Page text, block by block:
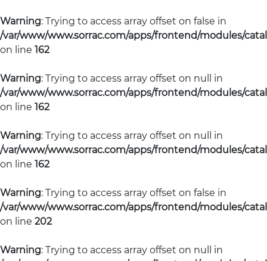
Warning: Trying to access array offset on false in
/var/www/www.sorrac.com/apps/frontend/modules/
on line 162
Warning: Trying to access array offset on null in
/var/www/www.sorrac.com/apps/frontend/modules/
on line 162
Warning: Trying to access array offset on null in
/var/www/www.sorrac.com/apps/frontend/modules/
on line 162
Warning: Trying to access array offset on false in
/var/www/www.sorrac.com/apps/frontend/modules/
on line 202
Warning: Trying to access array offset on null in